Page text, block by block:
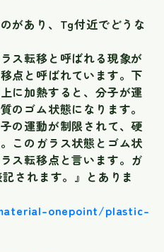
があり、Tg付近でどうな
ス転移と呼ばれる現象が
点と呼ばれています。下
に加熱すると、分子が運
のゴム状態になります。
の運動が制限されて、硬
このガラス状態とゴム状
ス転移点と言います。ガ
されます。』とありま
onepoint/plastic-